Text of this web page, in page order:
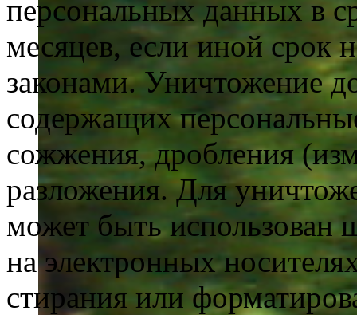
персональных данных в
месяцев, если иной срок
законами. Уничтожение
содержащих
сожжения, дробления
разложения. Для
может быть использован
на электронных
стирания или